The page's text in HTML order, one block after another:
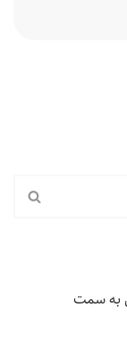
به سمت